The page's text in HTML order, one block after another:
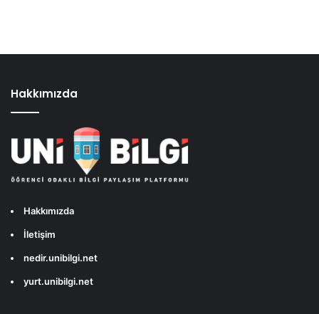
Hakkımızda
Hakkımızda
İletişim
nedir.unibilgi.net
yurt.unibilgi.net